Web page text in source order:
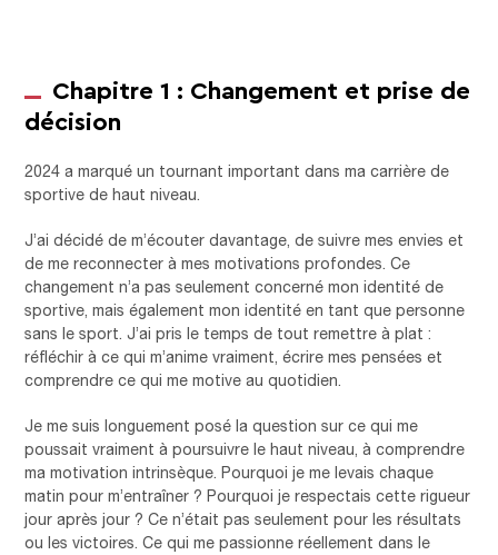
Chapitre 1 : Changement et prise de
décision
2024 a marqué un tournant important dans ma carrière de
sportive de haut niveau.
J’ai décidé de m’écouter davantage, de suivre mes envies et
de me reconnecter à mes motivations profondes. Ce
changement n’a pas seulement concerné mon identité de
sportive, mais également mon identité en tant que personne
sans le sport. J’ai pris le temps de tout remettre à plat :
réfléchir à ce qui m’anime vraiment, écrire mes pensées et
comprendre ce qui me motive au quotidien.
Je me suis longuement posé la question sur ce qui me
poussait vraiment à poursuivre le haut niveau, à comprendre
ma motivation intrinsèque. Pourquoi je me levais chaque
matin pour m’entraîner ? Pourquoi je respectais cette rigueur
jour après jour ? Ce n’était pas seulement pour les résultats
ou les victoires. Ce qui me passionne réellement dans le